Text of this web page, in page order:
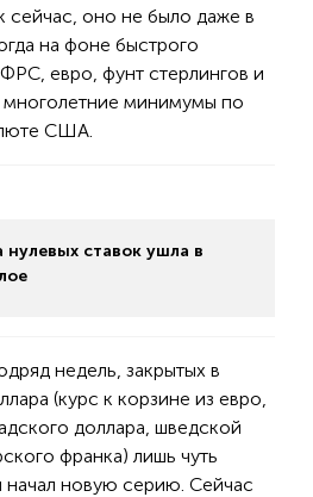
сейчас, оно не было даже в
на фоне быстрого
евро, фунт стерлингов и
многолетние минимумы по
США.
нулевых ставок ушла в
недель, закрытых в
(курс к корзине из евро,
доллара, шведской
франка) лишь чуть
начал новую серию. Сейчас